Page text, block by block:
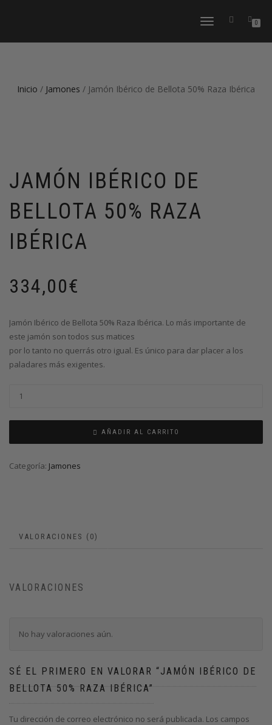
CAMBIAR
0
Inicio / Jamones / Jamón Ibérico de Bellota 50% Raza Ibérica
JAMÓN IBÉRICO DE
BELLOTA 50% RAZA
IBÉRICA
334,00€
Jamón Ibérico de Bellota 50% Raza Ibérica. Lo más importante de
este jamón son todos sus matices
por lo tanto no querrás otro igual. Es único para dar placer a los
paladares más exigentes.
AÑADIR AL CARRITO
Categoría: Jamones
VALORACIONES (0)
VALORACIONES
No hay valoraciones aún.
SÉ EL PRIMERO EN VALORAR “JAMÓN IBÉRICO DE
BELLOTA 50% RAZA IBÉRICA”
Tu dirección de correo electrónico no será publicada. Los campos